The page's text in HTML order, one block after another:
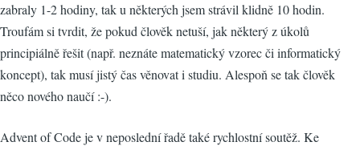
zabraly 1-2 hodiny, tak u některých jsem strávil klidně 10 hodin.
Troufám si tvrdit, že pokud člověk netuší, jak některý z úkolů
principiálně řešit (např. neznáte matematický vzorec či informatický
koncept), tak musí jistý čas věnovat i studiu. Alespoň se tak člověk
něco nového naučí :-).
Advent of Code je v neposlední řadě také rychlostní soutěž. Ke